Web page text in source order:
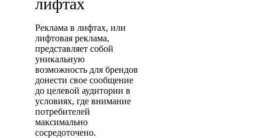
лифтах
Реклама в лифтах, или
лифтовая реклама,
представляет собой
уникальную
возможность для брендов
донести свое сообщение
до целевой аудитории в
условиях, где внимание
потребителей
максимально
сосредоточено.